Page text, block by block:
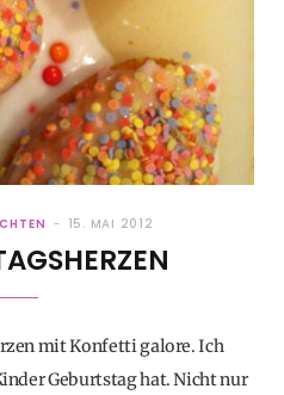
15. MAI 2012
mit Konfetti galore. Ich
Geburtstag hat. Nicht nur